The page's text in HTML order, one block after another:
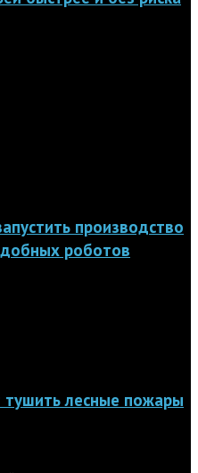
производство
роботов
лесные пожары